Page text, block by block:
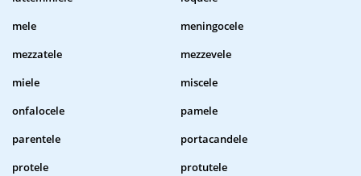
mele
meningocele
mezzatele
mezzevele
miele
miscele
onfalocele
pamele
parentele
portacandele
protele
protutele